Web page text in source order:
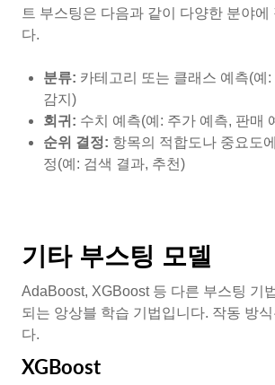
트 부스팅은 다음과 같이 다양한 분야에
다.
분류: 카테고리 또는 클래스 예측(예:
감지)
회귀: 수치 예측(예: 주가 예측, 판매
순위 결정: 항목의 적합도나 중요도
정(예: 검색 결과, 추천)
기타 부스팅 모델
AdaBoost, XGBoost 등 다른 부스팅 기
되는 앙상블 학습 기법입니다. 작동 방
다.
XGBoost